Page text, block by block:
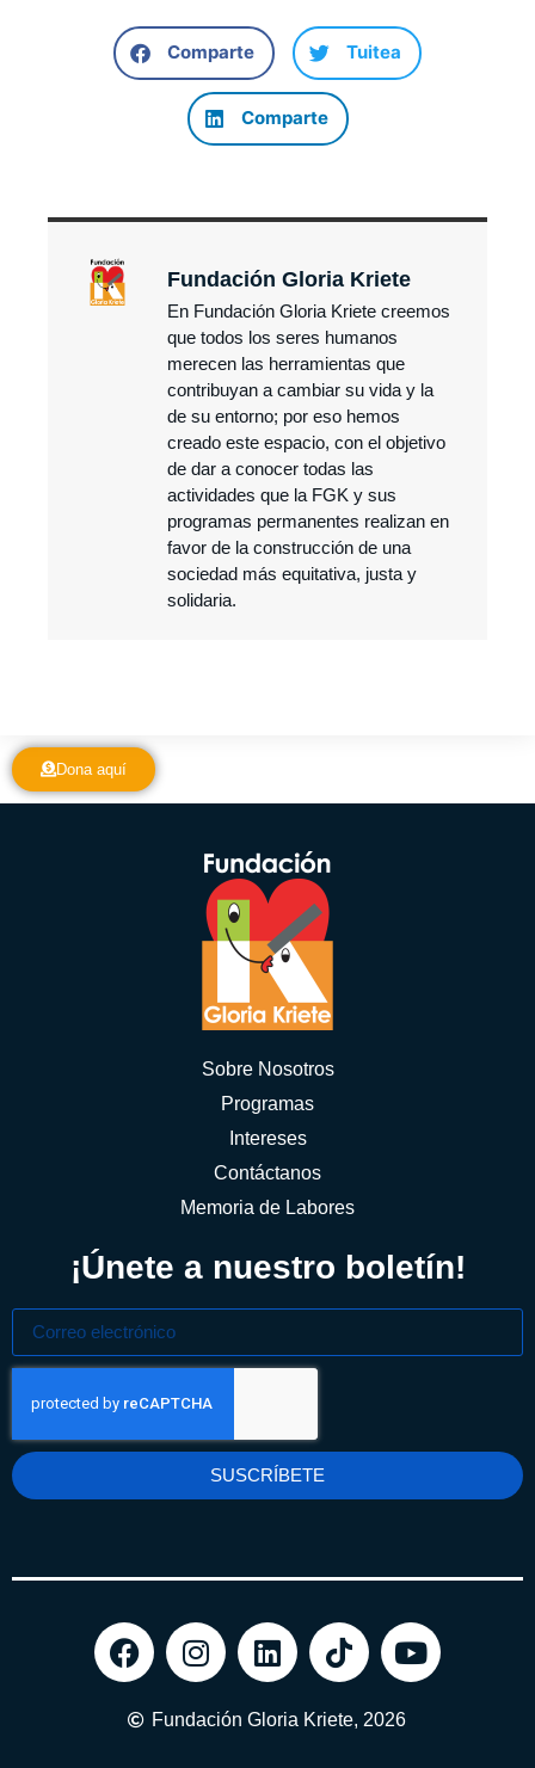
Comparte Tuitea
Comparte
Fundación Gloria Kriete
En Fundación Gloria Kriete creemos
que todos los seres humanos
merecen las herramientas que
contribuyan a cambiar su vida y la
de su entorno; por eso hemos
creado este espacio, con el objetivo
de dar a conocer todas las
actividades que la FGK y sus
programas permanentes realizan en
favor de la construcción de una
sociedad más equitativa, justa y
solidaria.
Dona aquí
Sobre Nosotros
Programas
Intereses
Contáctanos
Memoria de Labores
¡Únete a nuestro boletín!
SUSCRÍBETE
Fundación Gloria Kriete, 2026